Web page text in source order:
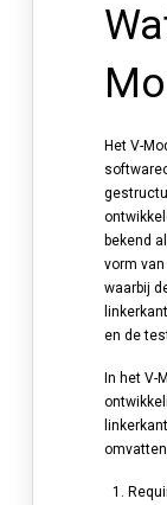
Het V-
bekend
vorm
waarbij
en de
In het V-